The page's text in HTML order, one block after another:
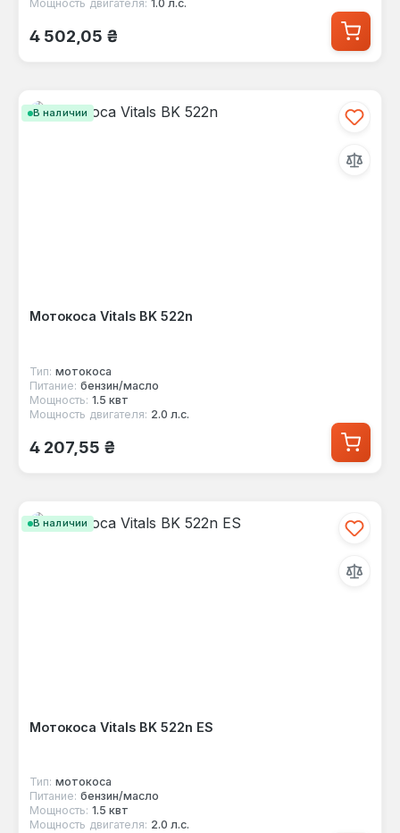
Мощность двигателя: 1.0 л.с.
Обычная цена:
4 502,05 ₴
В наличии
Мотокоса Vitals BK 522n
Тип: мотокоса
Питание: бензин/масло
Мощность: 1.5 квт
Мощность двигателя: 2.0 л.с.
Обычная цена:
4 207,55 ₴
В наличии
Мотокоса Vitals BK 522n ES
Тип: мотокоса
Питание: бензин/масло
Мощность: 1.5 квт
Мощность двигателя: 2.0 л.с.